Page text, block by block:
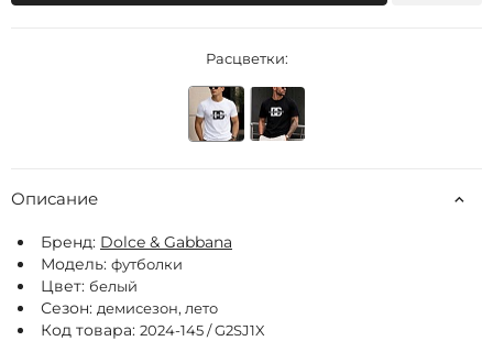
Расцветки:
Описание
Бренд: Dolce & Gabbana
Модель: футболки
Цвет: белый
Сезон: демисезон, лето
Код товара: 2024-145 / G2SJ1X